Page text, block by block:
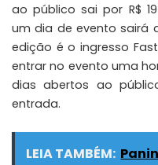
ao público sai por R$
um dia de evento sairá
edição é o ingresso
entrar no evento uma
dias abertos ao
entrada.
LEIA TAMBÉM: